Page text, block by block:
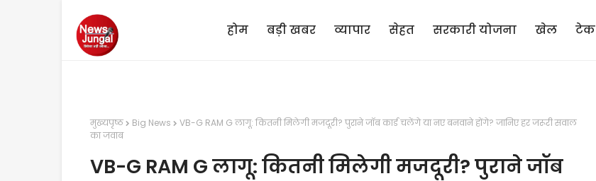
होम बड़ी खबर व्यापार सेहत सरकारी योजना खेल टेक
मुख्यपृष्ठ Big News
VB-G RAM G लागू: कितनी मिलेगी मजदूरी? पुराने जॉब कार्ड चलेंगे या नए बनवाने होंगे? जानिए हर जरूरी सवाल
का जवाब
VB-G RAM G लागू: कितनी मिलेगी मजदूरी? पुराने जॉब